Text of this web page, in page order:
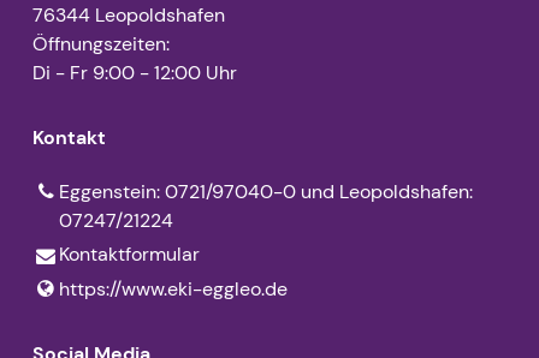
76344 Leopoldshafen
Öffnungszeiten:
Di - Fr 9:00 - 12:00 Uhr
Kontakt
Eggenstein: 0721/97040-0 und Leopoldshafen:
07247/21224
Kontaktformular
https://www.​eki-eggleo.​de